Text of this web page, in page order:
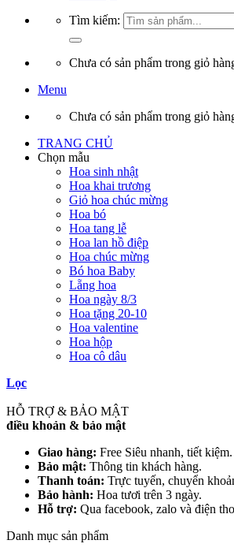
Tìm kiếm:
Chưa có sản phẩm trong giỏ
Menu
Chưa có sản phẩm trong giỏ
TRANG CHỦ
Chọn mẫu
Hoa sinh nhật
Hoa khai trương
Giỏ hoa chúc mừng
Hoa bó
Hoa tang lễ
Hoa lan hồ điệp
Hoa chúc mừng
Bó hoa Baby
Lẵng hoa
Hoa ngày 8/3
Hoa tặng 20-10
Hoa valentine
Hoa hộp
Hoa cô dâu
Lọc
HỖ TRỢ & BẢO MẬT
điều khoản & bảo mật
Giao hàng: Free Siêu nhanh, tiết kiệm.
Bảo mật: Thông tin khách hàng.
Thanh toán: Trực tuyến, chuyển
Bảo hành: Hoa tươi trên 3 ngày.
Hỗ trợ: Qua facebook, zalo và điện
Danh mục sản phẩm